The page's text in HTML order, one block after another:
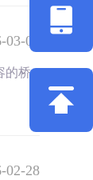
06
的桥
02-28